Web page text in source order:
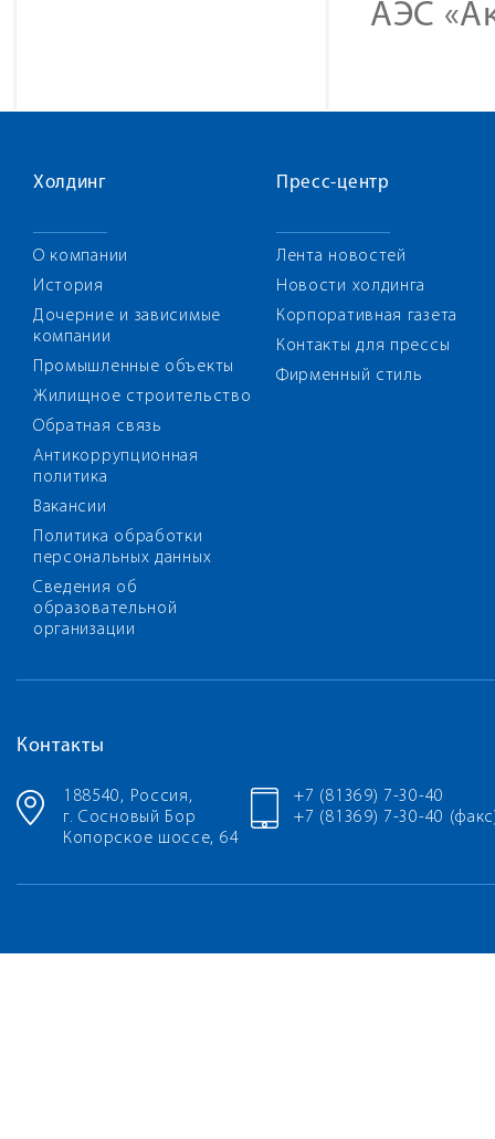
АЭС
Холдинг
О компании
История
Дочерние и зависимые
компании
Промышленные объекты
Жилищное строительство
Обратная связь
Антикоррупционная
политика
Вакансии
Политика обработки
персональных данных
Сведения об
образовательной
организации
Пресс-центр
Лента новостей
Новости холдинга
Корпоративная газета
Контакты для прессы
Фирменный стиль
Контакты
188540, Россия,
г. Сосновый Бор
Копорское шоссе, 64
+7 (81369) 7-30-40
+7 (81369) 7-30-40